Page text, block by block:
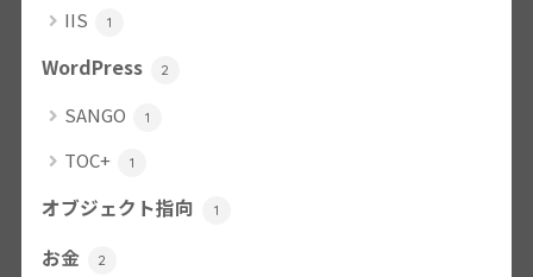
IIS 1
WordPress 2
SANGO 1
TOC+ 1
オブジェクト指向 1
お金 2